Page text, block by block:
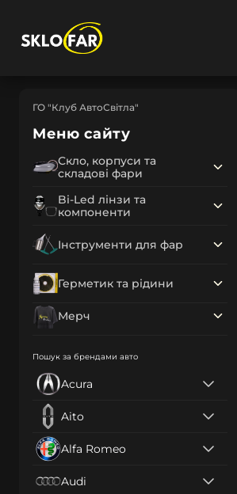
ГО "Клуб АвтоСвітла"
Меню сайту
Скло, корпуси та
складові фари
Bi-Led лінзи та
компоненти
Інструменти для фар
Герметик та рідини
Мерч
Пошук за брендами авто
Acura
Aito
Alfa Romeo
Audi